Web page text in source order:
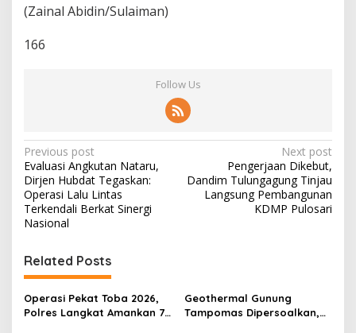
(Zainal Abidin/Sulaiman)
166
Follow Us
P
o
s
t
a
v
i
Previous post
Evaluasi Angkutan Nataru,
Dirjen Hubdat Tegaskan:
Operasi Lalu Lintas
Terkendali Berkat Sinergi
Nasional
Next post
Pengerjaan Dikebut,
Dandim Tulungagung Tinjau
Langsung Pembangunan
KDMP Pulosari
Related Posts
Operasi Pekat Toba 2026,
Polres Langkat Amankan 77
Geothermal Gunung
Tampomas Dipersoalkan,